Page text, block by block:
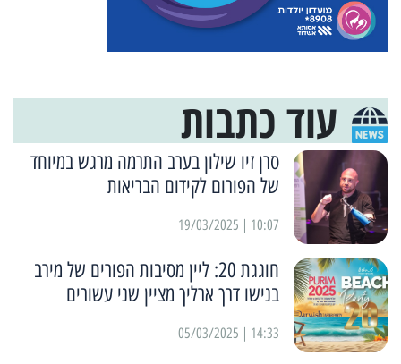
עוד כתבות
סרן זיו שילון בערב התרמה מרגש במיוחד
של הפורום לקידום הבריאות
10:07 | 19/03/2025
חוגגת 20: ליין מסיבות הפורים של מירב
בנישו דרך ארליך מציין שני עשורים
14:33 | 05/03/2025